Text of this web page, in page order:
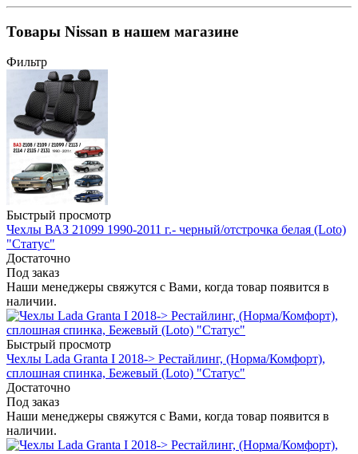
Товары Nissan в нашем магазине
Фильтр
Быстрый просмотр
Чехлы ВАЗ 21099 1990-2011 г.- черный/отстрочка белая (Loto)
"Статус"
Достаточно
Под заказ
Наши менеджеры свяжутся с Вами, когда товар появится в
наличии.
Быстрый просмотр
Чехлы Lada Granta I 2018-> Рестайлинг, (Норма/Комфорт),
сплошная спинка, Бежевый (Loto) "Статус"
Достаточно
Под заказ
Наши менеджеры свяжутся с Вами, когда товар появится в
наличии.